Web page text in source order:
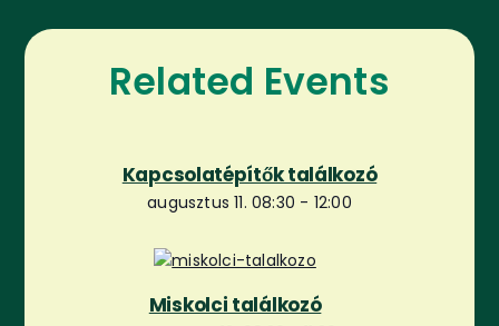
Related Events
Kapcsolatépítők találkozó
augusztus 11. 08:30 - 12:00
Miskolci találkozó